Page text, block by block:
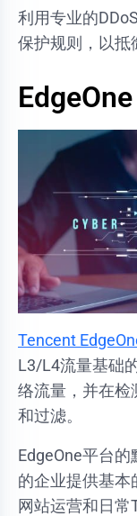
利用专业的
保护规则，以抵
Tencent
L3/L4流量基础
络流量，并在检
和过滤。
EdgeOne平台
的企业提供基本
网站运营和日常